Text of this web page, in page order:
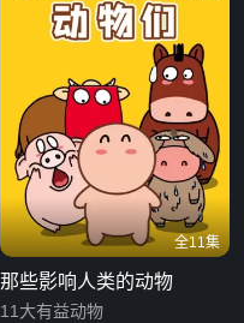
全11集
那些影响人类的动物
11大有益动物